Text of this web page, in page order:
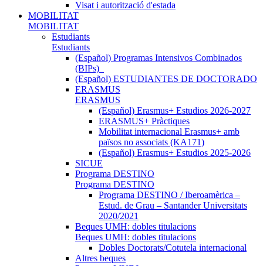
Visat i autorització d'estada
MOBILITAT
MOBILITAT
Estudiants
Estudiants
(Español) Programas Intensivos Combinados
(BIPs)_
(Español) ESTUDIANTES DE DOCTORADO
ERASMUS
ERASMUS
(Español) Erasmus+ Estudios 2026-2027
ERASMUS+ Pràctiques
Mobilitat internacional Erasmus+ amb
països no associats (KA171)
(Español) Erasmus+ Estudios 2025-2026
SICUE
Programa DESTINO
Programa DESTINO
Programa DESTINO / Iberoamèrica –
Estud. de Grau – Santander Universitats
2020/2021
Beques UMH: dobles titulacions
Beques UMH: dobles titulacions
Dobles Doctorats/Cotutela internacional
Altres beques